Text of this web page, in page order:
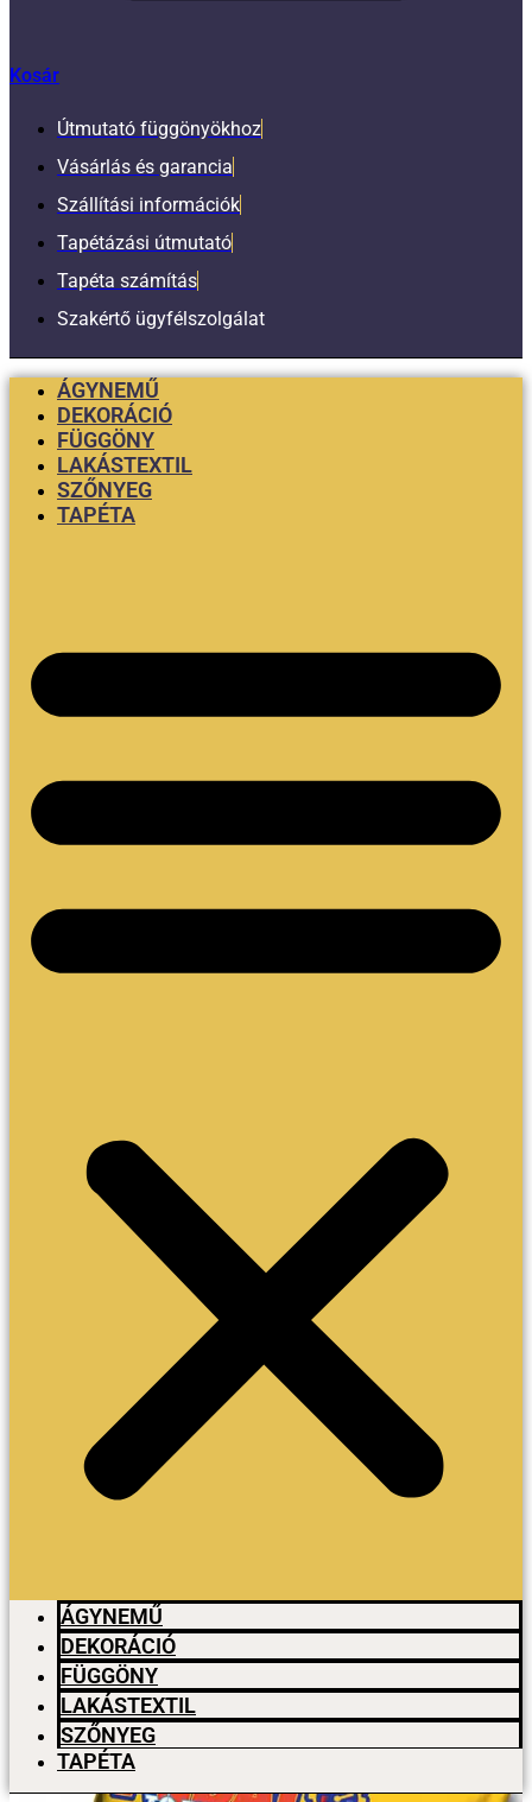
Kosár
Útmutató függönyökhoz
Vásárlás és garancia
Szállítási információk
Tapétázási útmutató
Tapéta számítás
Szakértő ügyfélszolgálat
ÁGYNEMŰ
DEKORÁCIÓ
FÜGGÖNY
LAKÁSTEXTIL
SZŐNYEG
TAPÉTA
ÁGYNEMŰ
DEKORÁCIÓ
FÜGGÖNY
LAKÁSTEXTIL
SZŐNYEG
TAPÉTA